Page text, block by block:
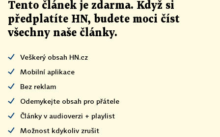
Tento článek je zdarma. Když si
předplatíte HN, budete moci číst
všechny naše články.
Veškerý obsah HN.cz
Mobilní aplikace
Bez reklam
Odemykejte obsah pro přátele
Články v audioverzi + playlist
Možnost kdykoliv zrušit